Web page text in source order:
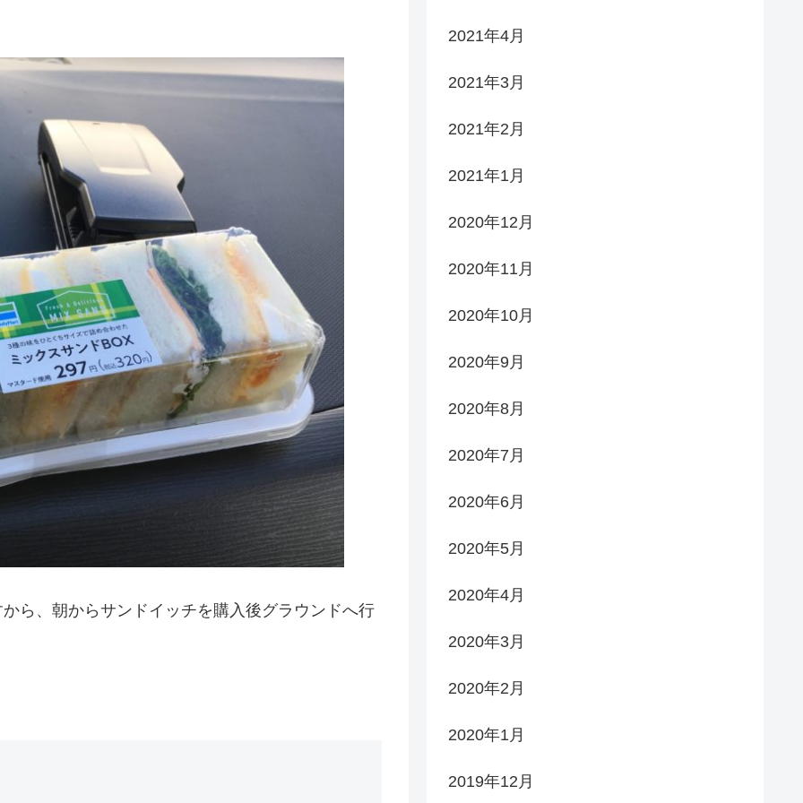
ら、朝からサンドイッチを購入後グラウンドへ行
2021年4月
2021年3月
2021年2月
2021年1月
2020年12月
2020年11月
2020年10月
2020年9月
2020年8月
2020年7月
2020年6月
2020年5月
2020年4月
2020年3月
2020年2月
2020年1月
2019年12月